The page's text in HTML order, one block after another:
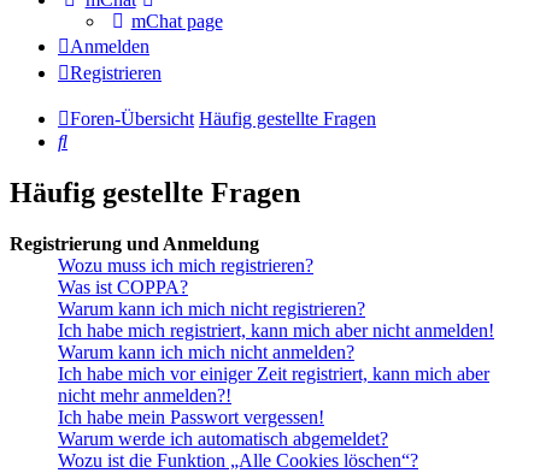
mChat page
Anmelden
Registrieren
Foren-Übersicht Häufig gestellte Fragen
Suche
Häufig gestellte Fragen
Registrierung und Anmeldung
Wozu muss ich mich registrieren?
Was ist COPPA?
Warum kann ich mich nicht registrieren?
Ich habe mich registriert, kann mich aber nicht anmelden!
Warum kann ich mich nicht anmelden?
Ich habe mich vor einiger Zeit registriert, kann mich aber
nicht mehr anmelden?!
Ich habe mein Passwort vergessen!
Warum werde ich automatisch abgemeldet?
Wozu ist die Funktion „Alle Cookies löschen“?